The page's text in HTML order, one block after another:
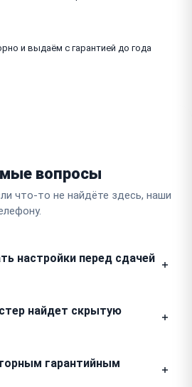
и выдаём с гарантией до года
вопросы
что-то не найдёте здесь, наши
настройки перед сдачей
сохраняются во
мастера при работе с
своих местах и вам не
найдет скрытую
сразу, мы обязательно
гарантийным